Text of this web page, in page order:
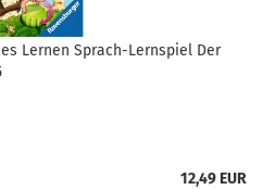
Lernen Sprach-Lernspiel Der
12,49 EUR